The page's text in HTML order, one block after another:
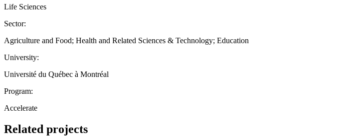
Life Sciences
Sector:
Agriculture and Food; Health and Related Sciences & Technology; Education
University:
Université du Québec à Montréal
Program:
Accelerate
Related projects